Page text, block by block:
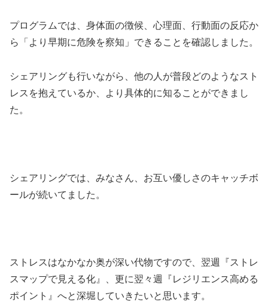
プログラムでは、身体面の徴候、心理面、行動面の反応か
ら「より早期に危険を察知」できることを確認しました。
シェアリングも行いながら、他の人が普段どのようなスト
レスを抱えているか、より具体的に知ることができまし
た。
シェアリングでは、みなさん、お互い優しさのキャッチボ
ールが続いてました。
ストレスはなかなか奥が深い代物ですので、翌週『ストレ
スマップで見える化』、更に翌々週『レジリエンス高める
ポイント』へと深堀していきたいと思います。